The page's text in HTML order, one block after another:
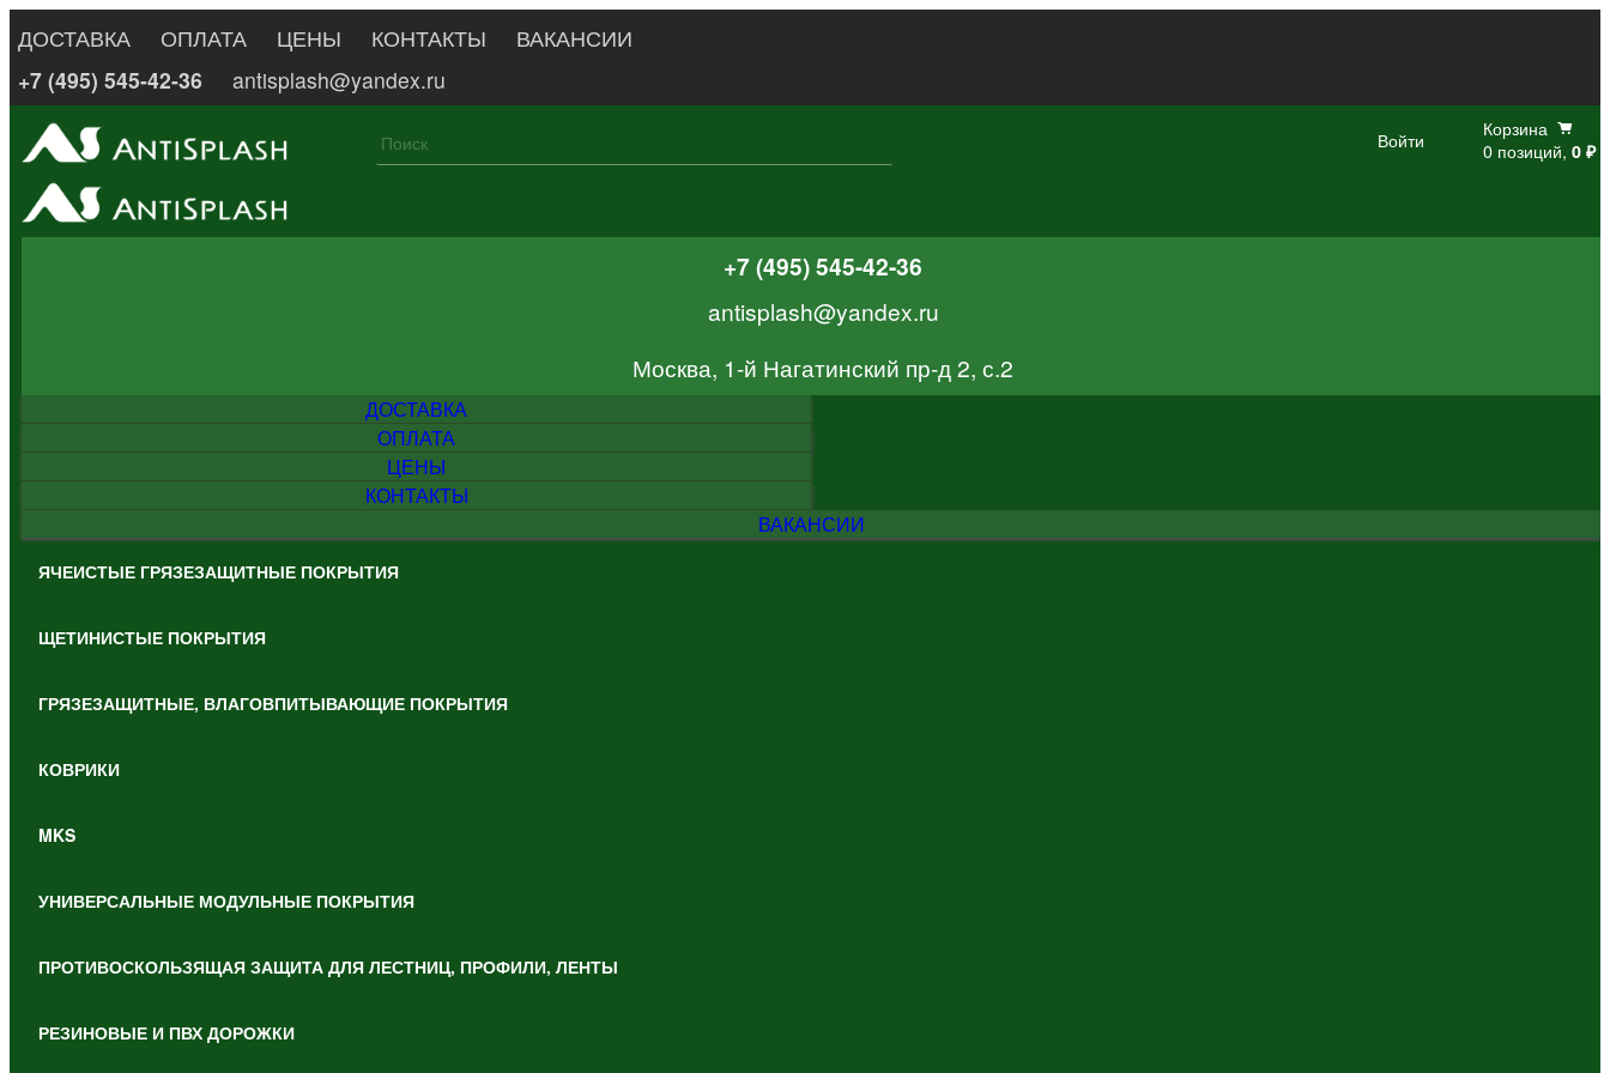
ДОСТАВКА ОПЛАТА ЦЕНЫ КОНТАКТЫ
ВАКАНСИИ
+7 (495) 545-42-36
antisplash@yandex.ru
Войти
Корзина
0 позиций, 0 ₽
+7 (495) 545-42-36
antisplash@yandex.ru
Москва, 1-й Нагатинский пр-д 2, с.2
ДОСТАВКА
ОПЛАТА
ЦЕНЫ
КОНТАКТЫ
ВАКАНСИИ
ЯЧЕИСТЫЕ ГРЯЗЕЗАЩИТНЫЕ ПОКРЫТИЯ
ЩЕТИНИСТЫЕ ПОКРЫТИЯ
ГРЯЗЕЗАЩИТНЫЕ, ВЛАГОВПИТЫВАЮЩИЕ ПОКРЫТИЯ
КОВРИКИ
MKS
УНИВЕРСАЛЬНЫЕ МОДУЛЬНЫЕ ПОКРЫТИЯ
ПРОТИВОСКОЛЬЗЯЩАЯ ЗАЩИТА ДЛЯ ЛЕСТНИЦ, ПРОФИЛИ, ЛЕНТЫ
РЕЗИНОВЫЕ И ПВХ ДОРОЖКИ